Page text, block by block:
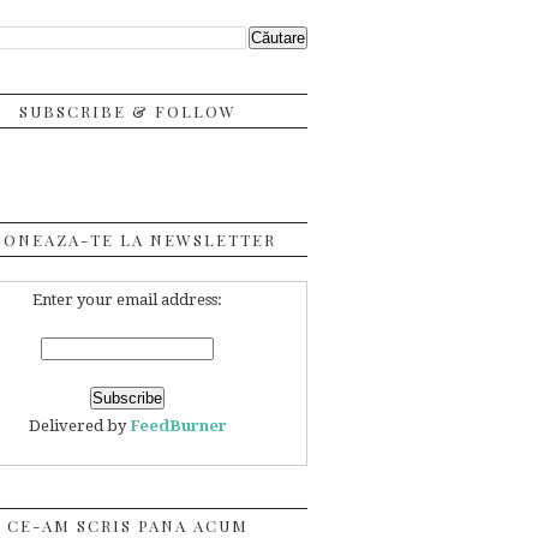
SUBSCRIBE & FOLLOW
TE LA NEWSLETTER
Enter your email address:
Delivered byFeedBurner
CE-AM SCRIS PANA ACUM